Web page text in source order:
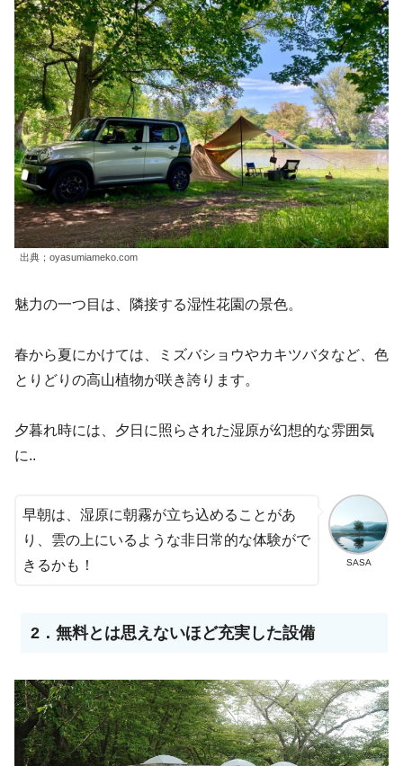
出典；oyasumiameko.com
魅力の一つ目は、隣接する湿性花園の景色。
春から夏にかけては、ミズバショウやカキツバタなど、色
とりどりの高山植物が咲き誇ります。
夕暮れ時には、夕日に照らされた湿原が幻想的な雰囲気
に..
SASA
早朝は、湿原に朝霧が立ち込めることがあ
り、雲の上にいるような非日常的な体験がで
きるかも！
2．無料とは思えないほど充実した設備